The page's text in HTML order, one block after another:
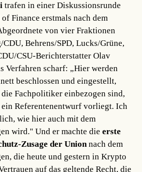
trafen in einer Diskussionsrunde
Finance erstmals nach dem
von vier Fraktionen
Behrens/SPD, Lucks/Grüne,
CSU-Berichterstatter Olav
Verfahren scharf: „Hier werden
beschlossen und eingestellt,
die Fachpolitiker einbezogen sind,
ein Referentenentwurf vorliegt. Ich
wie hier auch mit dem
wird." Und er machte dieerste
Zusage der Unionnach dem
die heute und gestern in Krypto
auf das geltende Recht, die